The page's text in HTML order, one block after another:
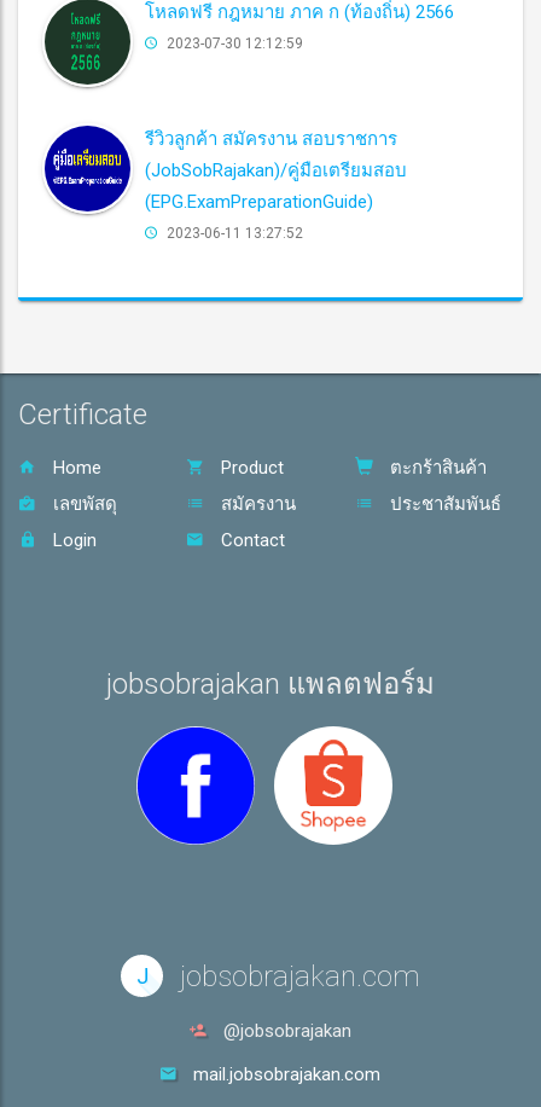
โหลดฟรี กฎหมาย ภาค ก (ท้องถิ่น) 2566
2023-07-30 12:12:59
รีวิวลูกค้า สมัครงาน สอบราชการ
(JobSobRajakan)/คู่มือเตรียมสอบ
(EPG.ExamPreparationGuide)
2023-06-11 13:27:52
Certificate
Home Product
ตะกร้าสินค้า
เลขพัสดุ
สมัครงาน
ประชาสัมพันธ์
Login
Contact
jobsobrajakan แพลตฟอร์ม
J jobsobrajakan.com
@jobsobrajakan
mail.jobsobrajakan.com